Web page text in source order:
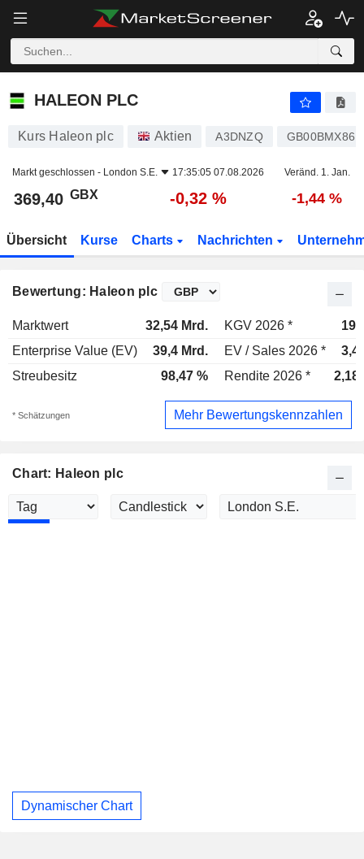
HALEON PLC
HALEON PLC
Kurs Haleon plc Aktien A3DNZQ
Markt geschlossen - London S.E. 17:35:05 07.08.2026 Veränd. 1. Jan.
369,40 GBX -0,32 % -1,44 %
Übersicht Kurse Charts Nachrichten
Bewertung: Haleon plc
Marktwert 32,54 Mrd. KGV 2026 *
Enterprise Value (EV)
39,4 Mrd. EV / Sales 2026 *
Streubesitz
98,47 % Rendite 2026 * 2,18
* Schätzungen Mehr Bewertungskennzahlen
Chart: Haleon plc
Dynamischer Chart